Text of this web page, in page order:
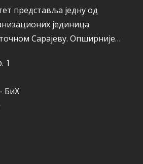
представља једну од
јединица
Сарајеву. Опширније…
1
БиХ